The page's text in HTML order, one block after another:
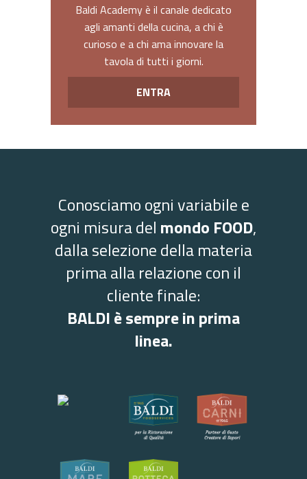
Baldi Academy è il canale dedicato
agli amanti della cucina, a chi è
curioso e a chi ama innovare la
tavola di tutti i giorni.
ENTRA
Conosciamo ogni variabile e
ogni misura del mondo FOOD,
dalla selezione della materia
prima alla relazione con il
cliente finale:
BALDI è sempre in prima
linea.